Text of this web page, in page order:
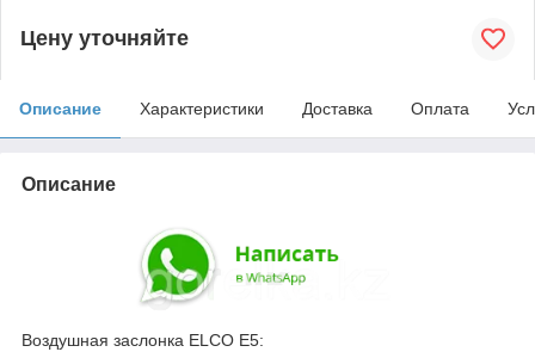
Цену уточняйте
Описание Характеристики Доставка Оплата
Описание
Воздушная заслонка ELCO E5: